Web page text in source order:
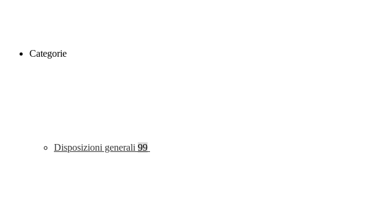
Categorie
Disposizioni generali 99